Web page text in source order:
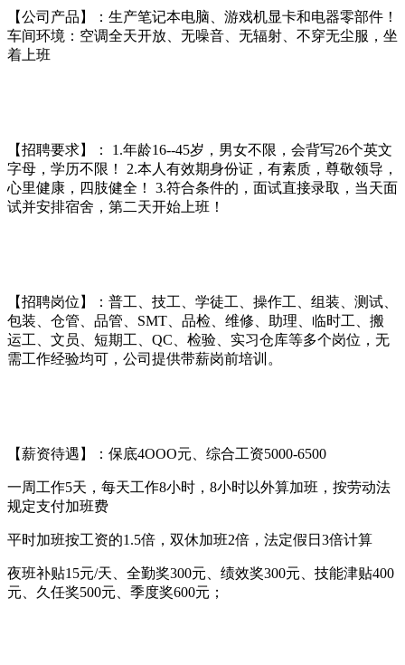
【公司产品】：生产笔记本电脑、游戏机显卡和电器零部件！
车间环境：空调全天开放、无噪音、无辐射、不穿无尘服，坐
着上班
【招聘要求】： 1.年龄16--45岁，男女不限，会背写26个英文
字母，学历不限！ 2.本人有效期身份证，有素质，尊敬领导，
心里健康，四肢健全！ 3.符合条件的，面试直接录取，当天面
试并安排宿舍，第二天开始上班！
【招聘岗位】：普工、技工、学徒工、操作工、组装、测试、
包装、仓管、品管、SMT、品检、维修、助理、临时工、搬
运工、文员、短期工、QC、检验、实习仓库等多个岗位，无
需工作经验均可，公司提供带薪岗前培训。
【薪资待遇】：保底4OOO元、综合工资5000-6500
一周工作5天，每天工作8小时，8小时以外算加班，按劳动法
规定支付加班费
平时加班按工资的1.5倍，双休加班2倍，法定假日3倍计算
夜班补贴15元/天、全勤奖300元、绩效奖300元、技能津贴400
元、久任奖500元、季度奖600元；